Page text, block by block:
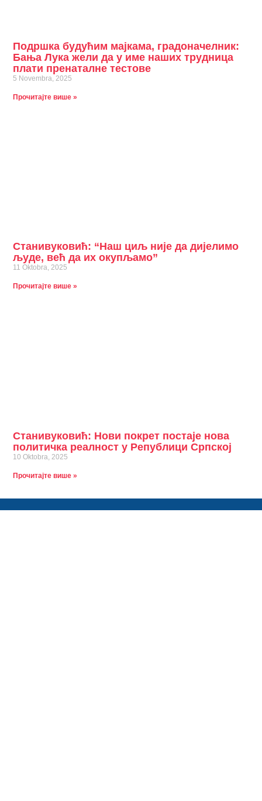
Подршка будућим мајкама, градоначелник:
Бања Лука жели да у име наших трудница
плати пренаталне тестове
5 Novembra, 2025
Прочитајте више »
Станивуковић: “Наш циљ није да дијелимо
људе, већ да их окупљамо”
11 Oktobra, 2025
Прочитајте више »
Станивуковић: Нови покрет постаје нова
политичка реалност у Републици Српској
10 Oktobra, 2025
Прочитајте више »